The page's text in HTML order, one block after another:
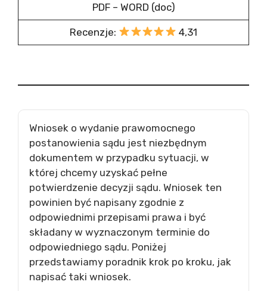
PDF – WORD (doc)
Recenzje: 4,31
Wniosek o wydanie prawomocnego
postanowienia sądu jest niezbędnym
dokumentem w przypadku sytuacji, w
której chcemy uzyskać pełne
potwierdzenie decyzji sądu. Wniosek ten
powinien być napisany zgodnie z
odpowiednimi przepisami prawa i być
składany w wyznaczonym terminie do
odpowiedniego sądu. Poniżej
przedstawiamy poradnik krok po kroku, jak
napisać taki wniosek.